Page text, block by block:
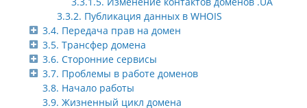
3.3.2. Публикация данных в WHOIS
3.4. Передача прав на домен
3.5. Трансфер домена
3.6. Сторонние сервисы
3.7. Проблемы в работе доменов
3.8. Начало работы
3.9. Жизненный цикл домена